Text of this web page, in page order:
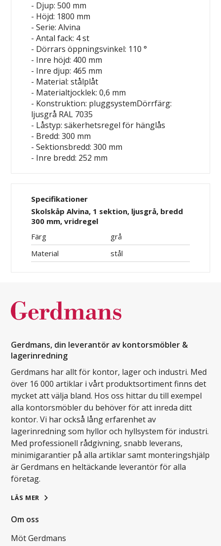
- Djup: 500 mm
- Höjd: 1800 mm
- Serie: Alvina
- Antal fack: 4 st
- Dörrars öppningsvinkel: 110 °
- Inre höjd: 400 mm
- Inre djup: 465 mm
- Material: stålplåt
- Materialtjocklek: 0,6 mm
- Konstruktion: pluggsystemDörrfärg:
ljusgrå RAL 7035
- Låstyp: säkerhetsregel för hänglås
- Bredd: 300 mm
- Sektionsbredd: 300 mm
- Inre bredd: 252 mm
Specifikationer
Skolskåp Alvina, 1 sektion, ljusgrå, bredd
300 mm, vridregel
Färg
grå
Material
stål
Gerdmans, din leverantör av kontorsmöbler &
lagerinredning
Gerdmans har allt för kontor, lager och industri. Med
över 16 000 artiklar i vårt produktsortiment finns det
mycket att välja bland. Hos oss hittar du till exempel
alla kontorsmöbler du behöver för att inreda ditt
kontor. Vi har också lång erfarenhet av
lagerinredning som hyllor och hyllsystem för industri.
Med professionell rådgivning, snabb leverans,
minimigarantier på alla artiklar samt monteringshjälp
är Gerdmans en heltäckande leverantör för alla
företag.
LÄS MER
Om oss
Möt Gerdmans